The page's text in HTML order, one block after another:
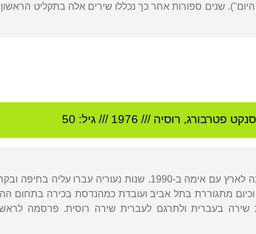
שנים ספורות אחר כך נכללו שירים אלה בתקליט
סנקט פטרבורג, רוסיה ///
1976 /// גיל: 50
נולדה בסנקט פטרבורג ב-1976. עלתה לארץ עם אימהּ ב-1990.
מתגוררת בתל אביב ועובדת כמהנדסת בכירה בתחום
בעברית ולתרגם לעברית שירה רוסית. פרסמה